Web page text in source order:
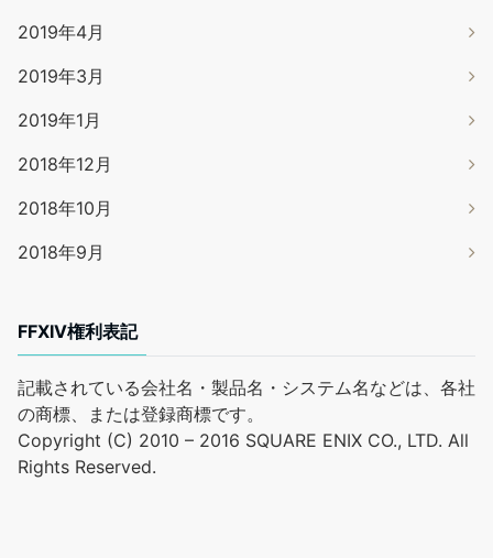
2019年4月
2019年3月
2019年1月
2018年12月
2018年10月
2018年9月
FFXIV権利表記
記載されている会社名・製品名・システム名などは、各社
の商標、または登録商標です。
Copyright (C) 2010 – 2016 SQUARE ENIX CO., LTD. All
Rights Reserved.